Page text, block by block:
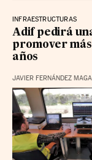
INFRAESTRUCTURAS
Adif pedirá
promover
años
JAVIER FERNÁNDEZ